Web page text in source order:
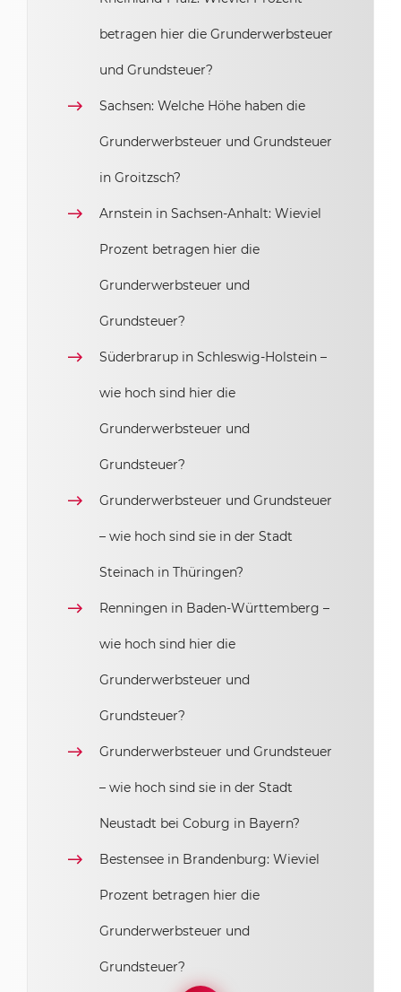
betragen hier die Grunderwerbsteuer
und Grundsteuer?
Sachsen: Welche Höhe haben die
Grunderwerbsteuer und Grundsteuer
in Groitzsch?
Arnstein in Sachsen-Anhalt: Wieviel
Prozent betragen hier die
Grunderwerbsteuer und
Grundsteuer?
Süderbrarup in Schleswig-Holstein –
wie hoch sind hier die
Grunderwerbsteuer und
Grundsteuer?
Grunderwerbsteuer und Grundsteuer
– wie hoch sind sie in der Stadt
Steinach in Thüringen?
Renningen in Baden-Württemberg –
wie hoch sind hier die
Grunderwerbsteuer und
Grundsteuer?
Grunderwerbsteuer und Grundsteuer
– wie hoch sind sie in der Stadt
Neustadt bei Coburg in Bayern?
Bestensee in Brandenburg: Wieviel
Prozent betragen hier die
Grunderwerbsteuer und
Grundsteuer?